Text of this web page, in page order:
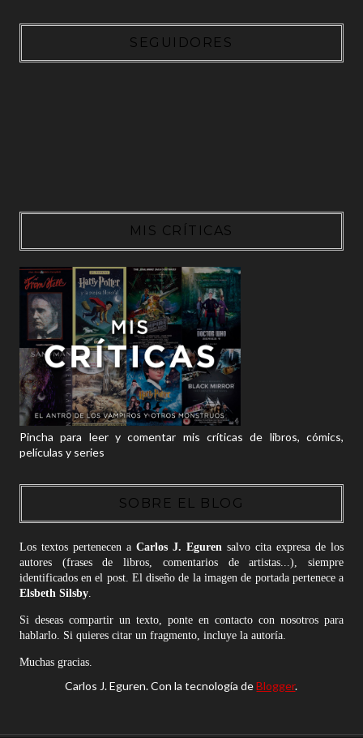
SEGUIDORES
MIS CRÍTICAS
Pincha para leer y comentar mis críticas de libros, cómics,
películas y series
SOBRE EL BLOG
Los textos pertenecen a Carlos J. Egurensalvo cita expresa de los
autores (frases de libros, comentarios de artistas...), siempre
identificados en el post. El diseño de la imagen de portada pertenece a
Elsbeth Silsby.
Si deseas compartir un texto, ponte en contacto con nosotros para
hablarlo. Si quieres citar un fragmento, incluye la autoría.
Muchas gracias.
Carlos J. Eguren. Con la tecnología deBlogger.